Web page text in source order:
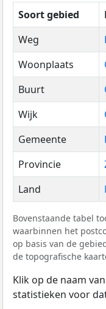
Soort gebied
Weg
Woonplaats
Buurt
Wijk
Gemeente
Provincie
Land
Bovenstaande tabel
waarbinnen het
op basis van de
de topografische
Klik op de naam
statistieken voor